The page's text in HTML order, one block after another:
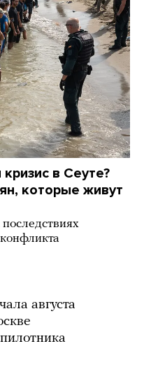
в Сеуте?
которые живут
августа